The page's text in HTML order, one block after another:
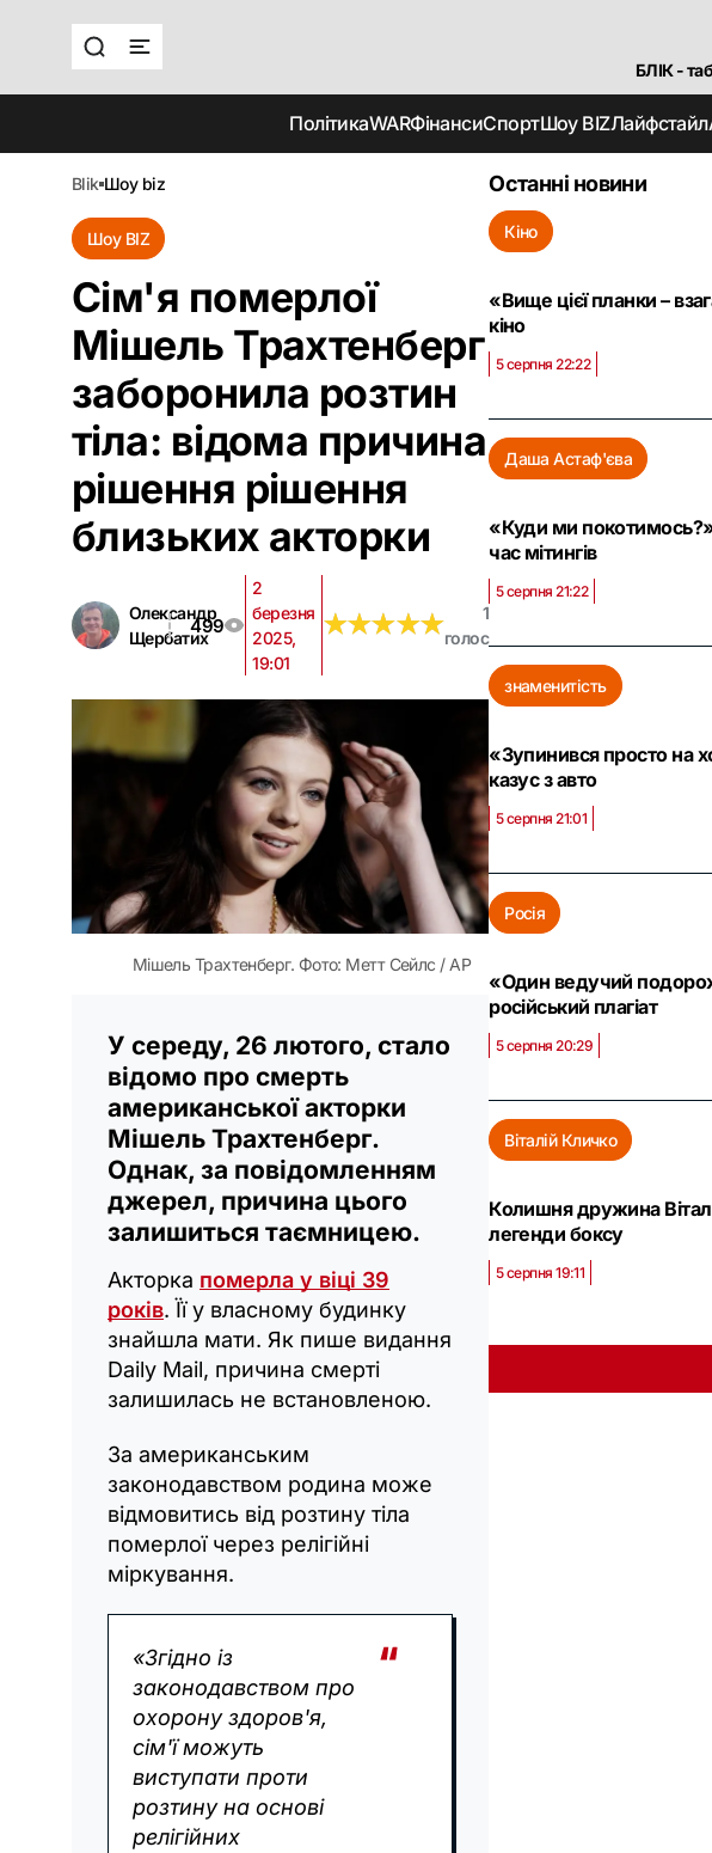
БЛІК -
ПолітикаWARФінансиСпортШоу BIZЛайфстайл
blik шоу biz
Шоу BIZ
Сім'я померлої
Мішель Трахтенберг
заборонила розтин
тіла: відома причина
рішення рішення
близьких акторки
Олександр
Щербатих
499
2
березня
2025,
19:01
★★★★★
★★★★★
1
голос
Мішель Трахтенберг. Фото: Метт Сейлс / AP
У середу, 26 лютого, стало
відомо про смерть
американської акторки
Мішель Трахтенберг.
Однак, за повідомленням
джерел, причина цього
залишиться таємницею.
Акторка померла у віці 39
років. Її у власному будинку
знайшла мати. Як пише видання
Daily Mail, причина смерті
залишилась не встановленою.
За американським
законодавством родина може
відмовитись від розтину тіла
померлої через релігійні
міркування.
«Згідно із
законодавством про
охорону здоров'я,
сім'ї можуть
виступати проти
розтину на основі
релігійних
Останні новини
Кіно
«Вище цієї планки –
кіно
5 серпня 22:22
Даша Астаф'єва
«Куди ми
час мітингів
5 серпня 21:22
знаменитість
«Зупинився просто на
казус з авто
5 серпня 21:01
Росія
«Один ведучий
російський плагіат
5 серпня 20:29
Віталій Кличко
Колишня дружина
легенди боксу
5 серпня 19:11